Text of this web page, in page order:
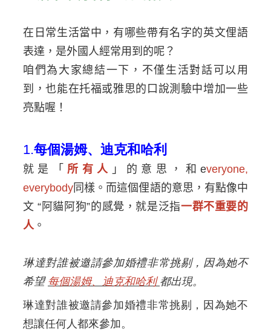
在日常生活當中，有哪些帶有名字的英文俚語
表達，是外國人經常用到的呢？
咱們為大家總結一下，不僅生活對話可以用
到，也能在托福或雅思的口說測驗中增加一些
亮點喔！
1.每個湯姆、迪克和哈利
就是 「所有人 」的意思 ，和everyone,
everybody 同樣。 而這個俚語的意思，有點像中
文 “ 阿貓阿狗”的感覺，就是泛指一群不重要的
人。
琳達對誰被邀請參加婚禮非常挑剔，因為她不
希望 每個湯姆、迪克和哈利 都出現。
琳達對誰被邀請參加婚禮非常挑剔，因為她不
想讓任何人都來參加。